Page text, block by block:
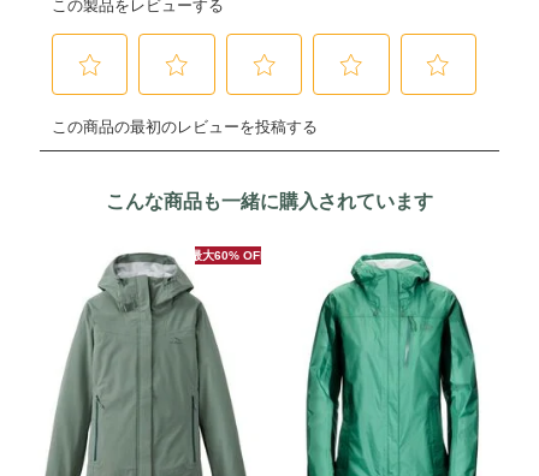
こんな商品も一緒に購入されています
最大60% OFF